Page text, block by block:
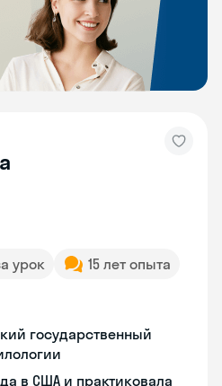
урок
15 лет опыта
государственный
в США и практиковала